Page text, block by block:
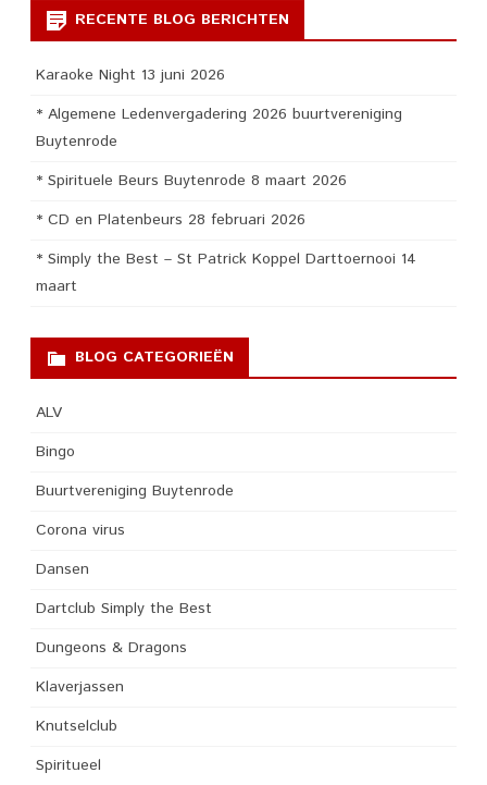
RECENTE BLOG BERICHTEN
Karaoke Night 13 juni 2026
* Algemene Ledenvergadering 2026 buurtvereniging
Buytenrode
* Spirituele Beurs Buytenrode 8 maart 2026
* CD en Platenbeurs 28 februari 2026
* Simply the Best – St Patrick Koppel Darttoernooi 14
maart
BLOG CATEGORIEËN
ALV
Bingo
Buurtvereniging Buytenrode
Corona virus
Dansen
Dartclub Simply the Best
Dungeons & Dragons
Klaverjassen
Knutselclub
Spiritueel